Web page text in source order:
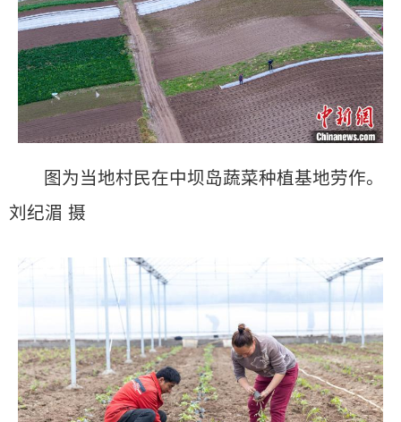
图为当地村民在中坝岛蔬菜种植基地劳作。
刘纪湄 摄